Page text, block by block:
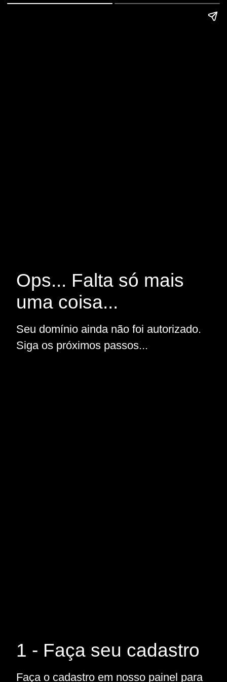
Ops... Falta só mais
uma coisa...
Seu domínio ainda não foi autorizado.
Siga os próximos passos...
1 - Faça seu cadastro
Faça o cadastro em nosso painel para